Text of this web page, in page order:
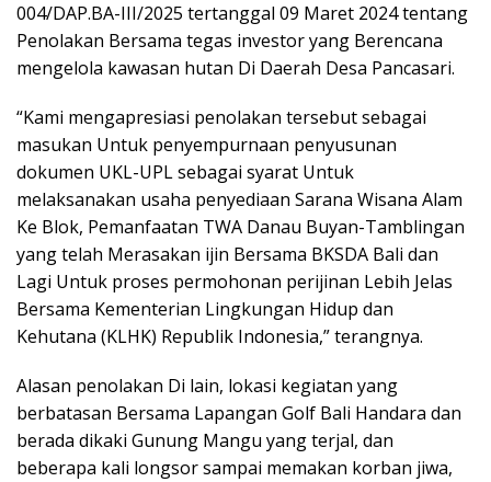
004/DAP.BA-III/2025 tertanggal 09 Maret 2024 tentang
Penolakan Bersama tegas investor yang Berencana
mengelola kawasan hutan Di Daerah Desa Pancasari.
“Kami mengapresiasi penolakan tersebut sebagai
masukan Untuk penyempurnaan penyusunan
dokumen UKL-UPL sebagai syarat Untuk
melaksanakan usaha penyediaan Sarana Wisana Alam
Ke Blok, Pemanfaatan TWA Danau Buyan-Tamblingan
yang telah Merasakan ijin Bersama BKSDA Bali dan
Lagi Untuk proses permohonan perijinan Lebih Jelas
Bersama Kementerian Lingkungan Hidup dan
Kehutana (KLHK) Republik Indonesia,” terangnya.
Alasan penolakan Di lain, lokasi kegiatan yang
berbatasan Bersama Lapangan Golf Bali Handara dan
berada dikaki Gunung Mangu yang terjal, dan
beberapa kali longsor sampai memakan korban jiwa,